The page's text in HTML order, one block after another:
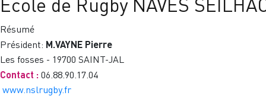
Résumé
Président: M.VAYNE Pierre
Les fosses - 19700 SAINT-JAL
Contact : 06.88.90.17.04
www.nslrugby.fr